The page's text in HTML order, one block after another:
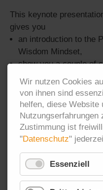
This keynote
gives you
an introduction to the
Wisdom Mindset,
show you a couple of
demonstrate how
sustainable
post covid world
(Click on the photo or
http://vimeo.com/user/
Complexity Führung
Weisheit
Wir nutzen Cookies
von ihnen sind
helfen, diese Website
Zustimmung ist
"Datenschutz"
Essenziell